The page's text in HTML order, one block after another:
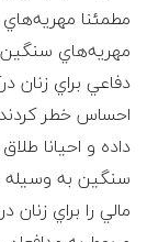
ک
ی
ل
پ
مطمئنا
مهريه‌هاي
دفاعي براي زنان
احساس خطر کردند
داده و احيانا
سنگين به وسيله
مالي را براي